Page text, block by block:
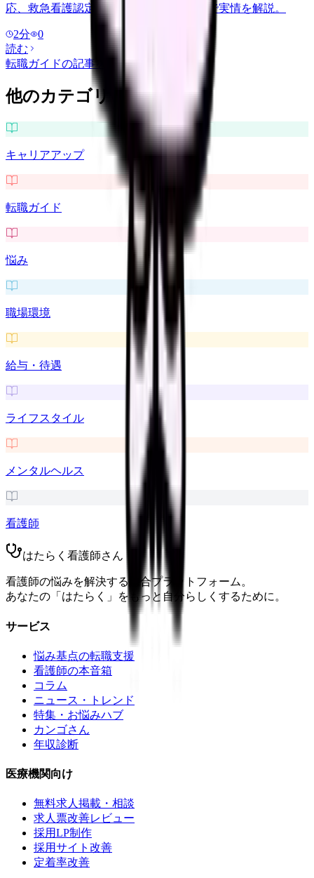
応、救急看護認定看護師キャリアパスまで実情を解説。
2分
0
読む
転職ガイドの記事をもっと見る
他のカテゴリを探す
キャリアアップ
転職ガイド
悩み
職場環境
給与・待遇
ライフスタイル
メンタルヘルス
看護師
はたらく看護師さん
看護師の悩みを解決する総合プラットフォーム。
あなたの「はたらく」をもっと自分らしくするために。
サービス
悩み基点の転職支援
看護師の本音箱
コラム
ニュース・トレンド
特集・お悩みハブ
カンゴさん
年収診断
医療機関向け
無料求人掲載・相談
求人票改善レビュー
採用LP制作
採用サイト改善
定着率改善